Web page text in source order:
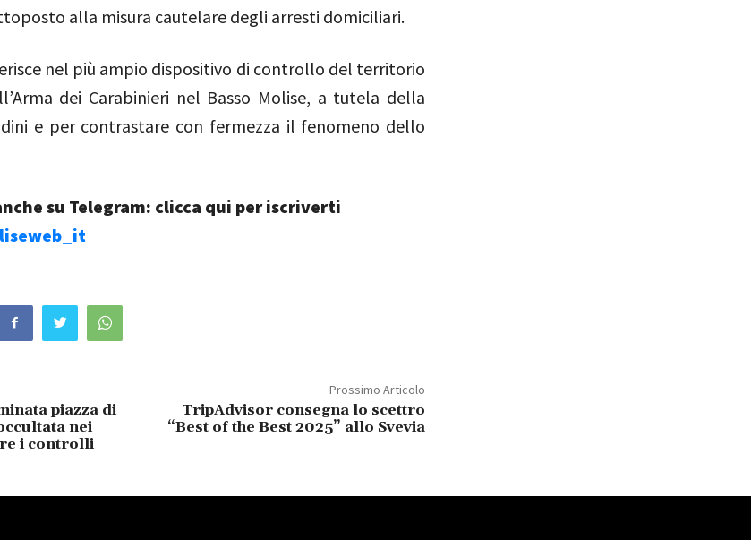
alla misura cautelare degli arresti domiciliari.
nel più ampio dispositivo di controllo del territorio
dei Carabinieri nel Basso Molise, a tutela della
e per contrastare con fermezza il fenomeno dello
su Telegram: clicca qui per iscriverti
piazza di
nei
i controlli
Prossimo Articolo
TripAdvisor consegna lo scettro
“Best of the Best 2025” allo Svevia